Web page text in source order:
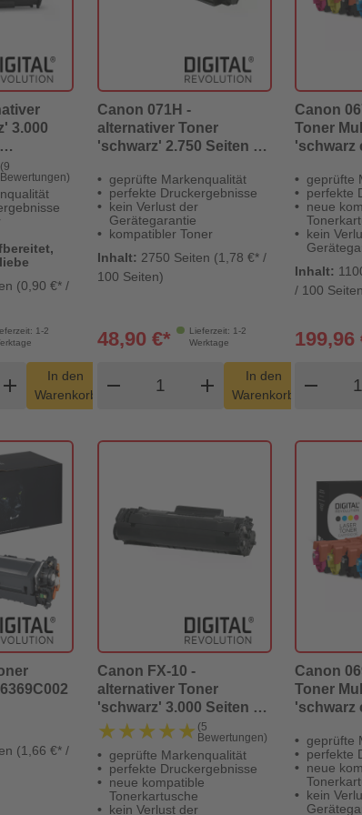
3.000
(9
Bewertungen)
(0,90 €* /
1-2
Warenkorb Menge
add
In den
Warenkorb
shopping_cart
Canon 071H -
alternativer Toner
'schwarz' 2.750 Seiten -
geprüfte Markenqualität
perfekte Druckergebnisse
kein Verlust der
Gerätegarantie
kompatibler Toner
Inhalt: 2750 Seiten (1,78 €* /
100 Seiten)
Lieferzeit: 1-2
Werktage
48,90 €*
remove
Produkt Warenkorb Menge
add
In den
Warenkorb
shopping_cart
Canon
Toner
'schwarz
geprüfte
perfekte
neue
kein
Inhalt:
/ 100
199,96
remove
(1,66 €* /
Canon FX-10 -
alternativer Toner
'schwarz' 3.000 Seiten -
Digital Revolution
★★★★★
★★★★★ (5
Bewertungen)
geprüfte Markenqualität
perfekte Druckergebnisse
neue kompatible
Tonerkartusche
kein Verlust der
Canon
Toner
'schwarz
geprüfte
perfekte
neue
kein